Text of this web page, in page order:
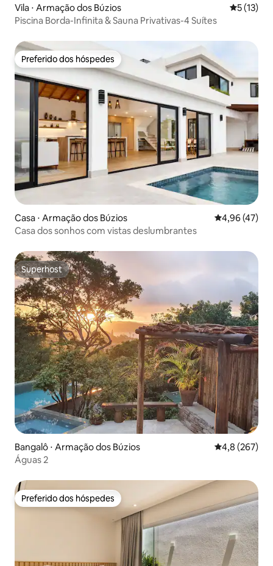
Vila ⋅ Armação dos Búzios 5 de uma
5 (13)
Piscina Borda-Infinita & Sauna Privativas-4 Suítes
Preferido dos hóspedes
Preferido dos hóspedes
Casa ⋅ Armação dos Búzios 4,96 de uma
4,96 (47)
Casa dos sonhos com vistas deslumbrantes
Superhost
Superhost
Bangalô ⋅ Armação dos Búzios 4,8 de uma
4,8 (267)
Águas 2
Preferido dos hóspedes
Preferido dos hóspedes